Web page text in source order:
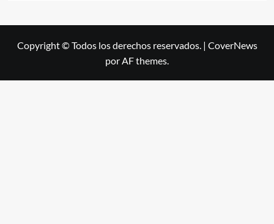
Copyright © Todos los derechos reservados. | CoverNews
por AF themes.